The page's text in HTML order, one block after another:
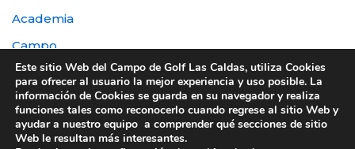
Academia
Campo
Destacada
Otras
Este sitio Web del Campo de Golf Las Caldas, utiliza Cookies
para ofrecer al usuario la mejor experiencia y uso posible. La
información de Cookies se guarda en su navegador y realiza
funciones tales como reconocerlo cuando regrese al sitio Web y
ayudar a nuestro equipo a comprender qué secciones de sitio
Web le resultan más interesantes.